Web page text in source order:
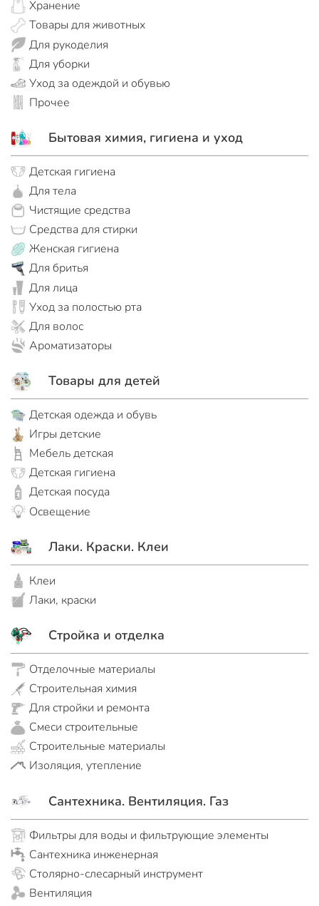
Хранение
Товары для животных
Для рукоделия
Для уборки
Уход за одеждой и обувью
Прочее
Бытовая химия, гигиена и уход
Детская гигиена
Для тела
Чистящие средства
Средства для стирки
Женская гигиена
Для бритья
Для лица
Уход за полостью рта
Для волос
Ароматизаторы
Товары для детей
Детская одежда и обувь
Игры детские
Мебель детская
Детская гигиена
Детская посуда
Освещение
Лаки. Краски. Клеи
Клеи
Лаки, краски
Стройка и отделка
Отделочные материалы
Строительная химия
Для стройки и ремонта
Смеси строительные
Строительные материалы
Изоляция, утепление
Сантехника. Вентиляция. Газ
Фильтры для воды и фильтрующие элементы
Сантехника инженерная
Столярно-слесарный инструмент
Вентиляция